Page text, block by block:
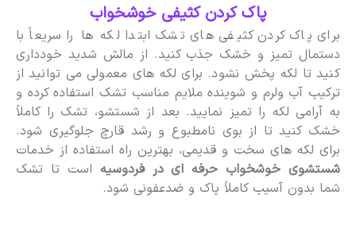
پاک کردن کثیفی خوشخواب
برای پاک کردن کثیفی های تشک ابتدا لکه ها را سریعاً با
دستمال تمیز و خشک جذب کنید. از مالش شدید خودداری
کنید تا لکه پخش نشود. برای لکه های معمولی می توانید از
ترکیب آب ولرم و شوینده ملایم مناسب تشک استفاده کرده و
به آرامی لکه را تمیز نمایید. بعد از شستشو، تشک را کاملاً
خشک کنید تا از بوی نامطبوع و رشد قارچ جلوگیری شود.
برای لکه های سخت و قدیمی، بهترین راه استفاده از خدمات
شستشوی خوشخواب حرفه ای در فردوسیهاست تا تشک
شما بدون آسیب کاملاً پاک و ضدعفونی شود.